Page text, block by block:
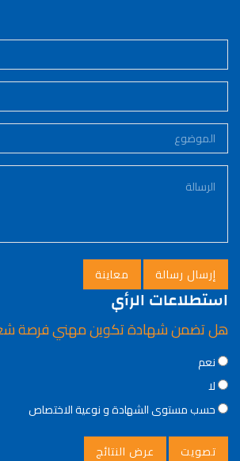
استطلاعات الرأي
هل تضمن شهادة تكوين مهني فرصة
Choices
نعم
لا
حسب مستوى الشهادة و نوعية الاختصاص